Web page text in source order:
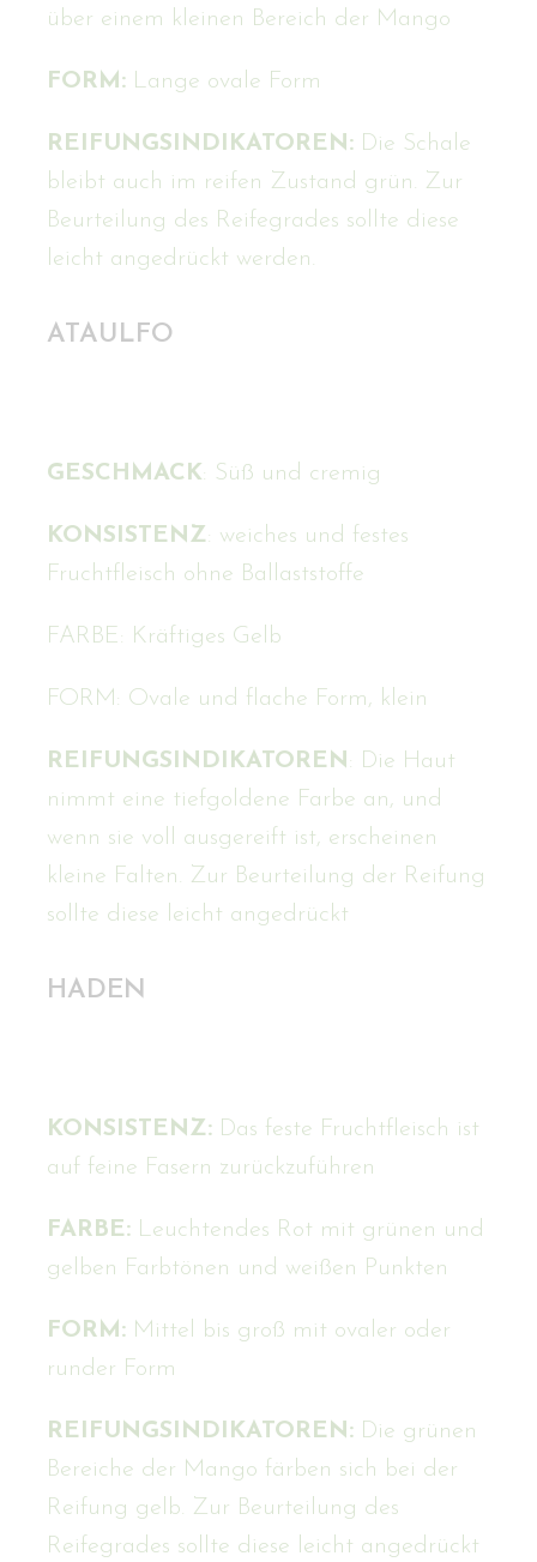
über einem kleinen Bereich der Mango
FORM: Lange ovale Form
REIFUNGSINDIKATOREN: Die Schale
bleibt auch im reifen Zustand grün. Zur
Beurteilung des Reifegrades sollte diese
leicht angedrückt werden.
ATAULFO
GESCHMACK: Süß und cremig
KONSISTENZ: weiches und festes
Fruchtfleisch ohne Ballaststoffe
FARBE: Kräftiges Gelb
FORM: Ovale und flache Form, klein
REIFUNGSINDIKATOREN: Die Haut
nimmt eine tiefgoldene Farbe an, und
wenn sie voll ausgereift ist, erscheinen
kleine Falten. Zur Beurteilung der Reifung
sollte diese leicht angedrückt
HADEN
KONSISTENZ: Das feste Fruchtfleisch ist
auf feine Fasern zurückzuführen
FARBE: Leuchtendes Rot mit grünen und
gelben Farbtönen und weißen Punkten
FORM: Mittel bis groß mit ovaler oder
runder Form
REIFUNGSINDIKATOREN: Die grünen
Bereiche der Mango färben sich bei der
Reifung gelb. Zur Beurteilung des
Reifegrades sollte diese leicht angedrückt